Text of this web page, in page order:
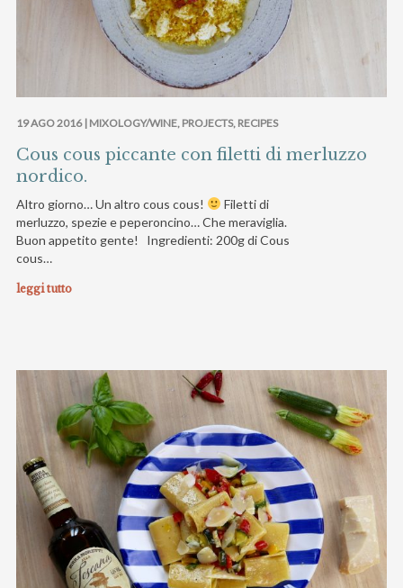
19 AGO 2016 | MIXOLOGY/WINE, PROJECTS, RECIPES
Cous cous piccante con filetti di merluzzo
nordico.
Altro giorno… Un altro cous cous!
Filetti di
merluzzo, spezie e peperoncino… Che meraviglia.
Buon appetito gente! Ingredienti: 200g di Cous
cous…
leggi tutto